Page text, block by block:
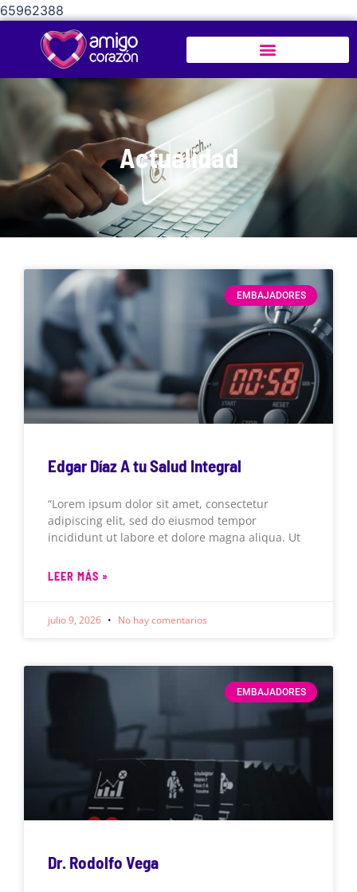
65962388
Actualidad
EMBAJADORES
Edgar Díaz A tu Salud Integral
“Lorem ipsum dolor sit amet, consectetur
adipiscing elit, sed do eiusmod tempor
incididunt ut labore et dolore magna aliqua. Ut
LEER MÁS »
julio 9, 2026 No hay comentarios
EMBAJADORES
Dr. Rodolfo Vega